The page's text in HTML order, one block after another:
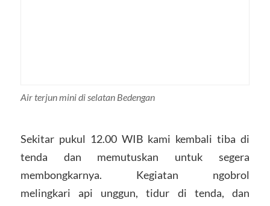
Air terjun mini di selatan Bedengan
Sekitar pukul 12.00 WIB kami kembali tiba di
tenda dan memutuskan untuk segera
membongkarnya. Kegiatan ngobrol
melingkari api unggun, tidur di tenda, dan